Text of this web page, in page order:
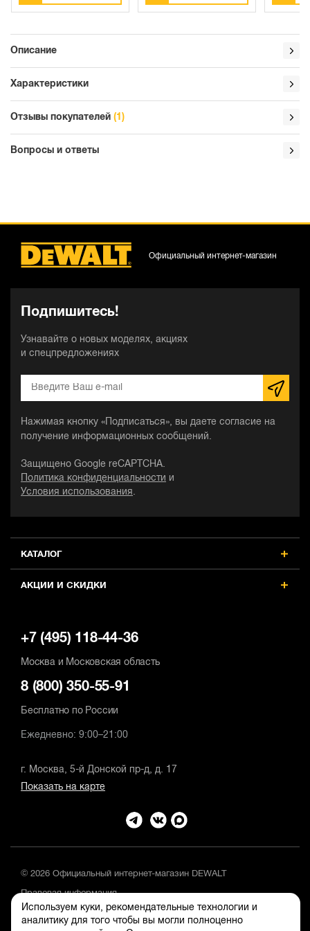
Используем куки, рекомендательные технологии и
аналитику для того чтобы вы могли полноценно
Описание
Характеристики
Отзывы покупателей (1)
Вопросы и ответы
КАТАЛОГ
АКЦИИ И СКИДКИ
Подпишитесь!
Узнавайте о новых моделях, акциях
и спецпредложениях
Нажимая кнопку «Подписаться», вы даете согласие на
получение информационных сообщений.
Защищено Google reCAPTCHA.
Политика конфиденциальности
и
Условия использования .
Официальный интернет-магазин
+7 (495) 118-44-36
Москва и Московская область
8 (800) 350-55-91
Бесплатно по России
Ежедневно: 9:00–21:00
г. Москва, 5-й Донской пр-д, д. 17
Показать на карте
© 2026 Официальный интернет-магазин DEWALT
Правовая информация
Положение об обработке и защите персональных данных